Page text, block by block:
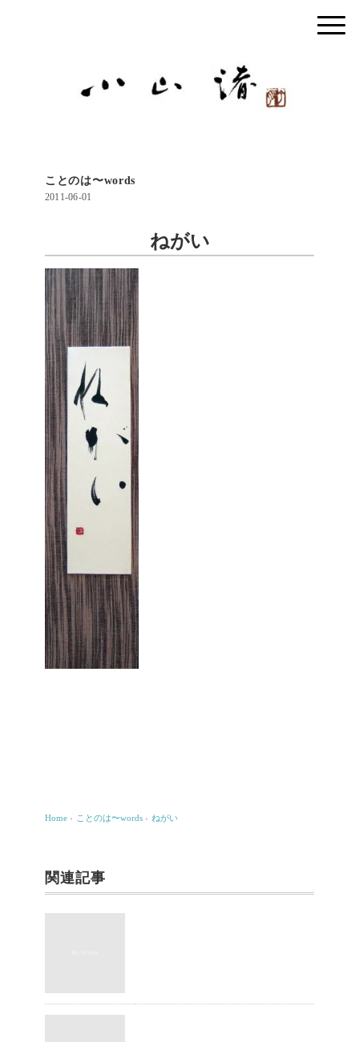
ことのは〜words
2011-06-01
ねがい
Home › ことのは〜words › ねがい
関連記事